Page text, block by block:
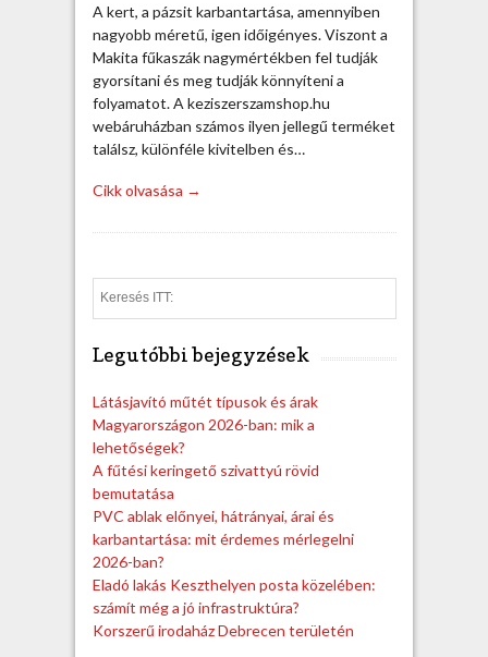
A kert, a pázsit karbantartása, amennyiben
nagyobb méretű, igen időigényes. Viszont a
Makita fűkaszák nagymértékben fel tudják
gyorsítani és meg tudják könnyíteni a
folyamatot. A keziszerszamshop.hu
webáruházban számos ilyen jellegű terméket
találsz, különféle kivitelben és…
Cikk olvasása →
e
Legutóbbi bejegyzések
Látásjavító műtét típusok és árak
Magyarországon 2026-ban: mik a
lehetőségek?
A fűtési keringető szivattyú rövid
bemutatása
PVC ablak előnyei, hátrányai, árai és
karbantartása: mit érdemes mérlegelni
2026-ban?
Eladó lakás Keszthelyen posta közelében:
számít még a jó infrastruktúra?
Korszerű irodaház Debrecen területén